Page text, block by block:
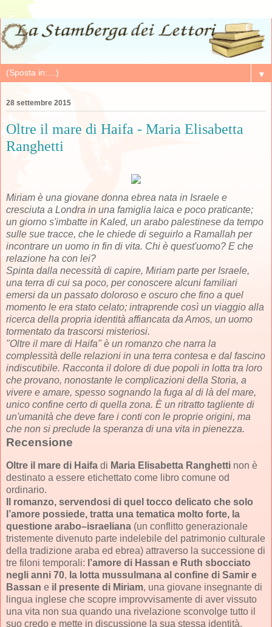
▼
28 settembre 2015
Oltre il mare di Haifa - Maria Elisabetta
Ranghetti
Miriam è una giovane donna ebrea nata in Israele e
cresciuta a Londra in una famiglia laica e poco praticante;
un giorno s'imbatte in Kaled, un arabo palestinese da tempo
sulle sue tracce, che le chiede di seguirlo a Ramallah per
incontrare un uomo in fin di vita. Chi è quest'uomo? E che
relazione ha con lei?
Spinta dalla necessità di capire, Miriam parte per Israele,
una terra di cui sa poco, per conoscere alcuni familiari
emersi da un passato doloroso e oscuro che fino a quel
momento le era stato celato; intraprende così un viaggio alla
ricerca della propria identità affiancata da Amos, un uomo
tormentato da trascorsi misteriosi.
"Oltre il mare di Haifa" è un romanzo che narra la
complessità delle relazioni in una terra contesa e dal fascino
indiscutibile. Racconta il dolore di due popoli in lotta tra loro
che provano, nonostante le complicazioni della Storia, a
vivere e amare, spesso sognando la fuga al di là del mare,
unico confine certo di quella zona. È un ritratto tagliente di
un'umanità che deve fare i conti con le proprie origini, ma
che non si preclude la speranza di una vita in pienezza.
Recensione
Oltre il mare di Haifa di Maria Elisabetta Ranghetti non è
destinato a essere etichettato come libro comune od
ordinario.
Il romanzo, servendosi di quel tocco delicato che solo
l’amore possiede, tratta una tematica molto forte, la
questione arabo–israeliana (un conflitto generazionale
tristemente divenuto parte indelebile del patrimonio culturale
della tradizione araba ed ebrea) attraverso la successione di
tre filoni temporali: l’amore di Hassan e Ruth sbocciato
negli anni 70, la lotta mussulmana al confine di Samir e
Bassan e il presente di Miriam, una giovane insegnante di
lingua inglese che scopre improvvisamente di aver vissuto
una vita non sua quando una rivelazione sconvolge tutto il
suo credo e mette in discussione la sua stessa identità.